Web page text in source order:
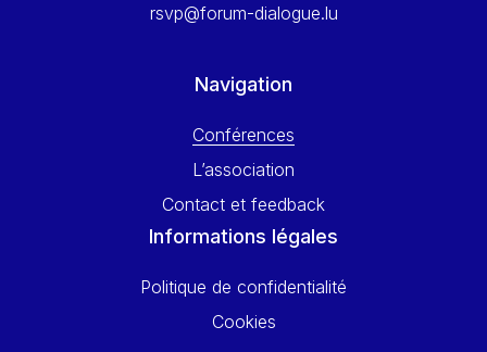
Yves FRANCHET
rsvp@forum-dialogue.lu
Navigation
Conférences
L’association
Contact et feedback
Informations légales
Politique de confidentialité
Cookies